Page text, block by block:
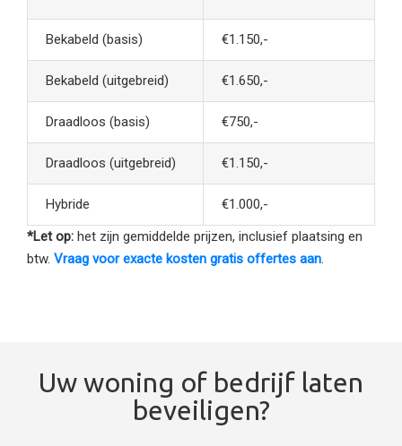
Bekabeld (basis) €1.150,-
Bekabeld (uitgebreid) €1.650,-
Draadloos (basis) €750,-
Draadloos (uitgebreid) €1.150,-
Hybride
€1.000,-
*Let op: het zijn gemiddelde prijzen, inclusief plaatsing en
btw. Vraag voor exacte kosten gratis offertes aan
Uw woning of bedrijf laten
beveiligen?